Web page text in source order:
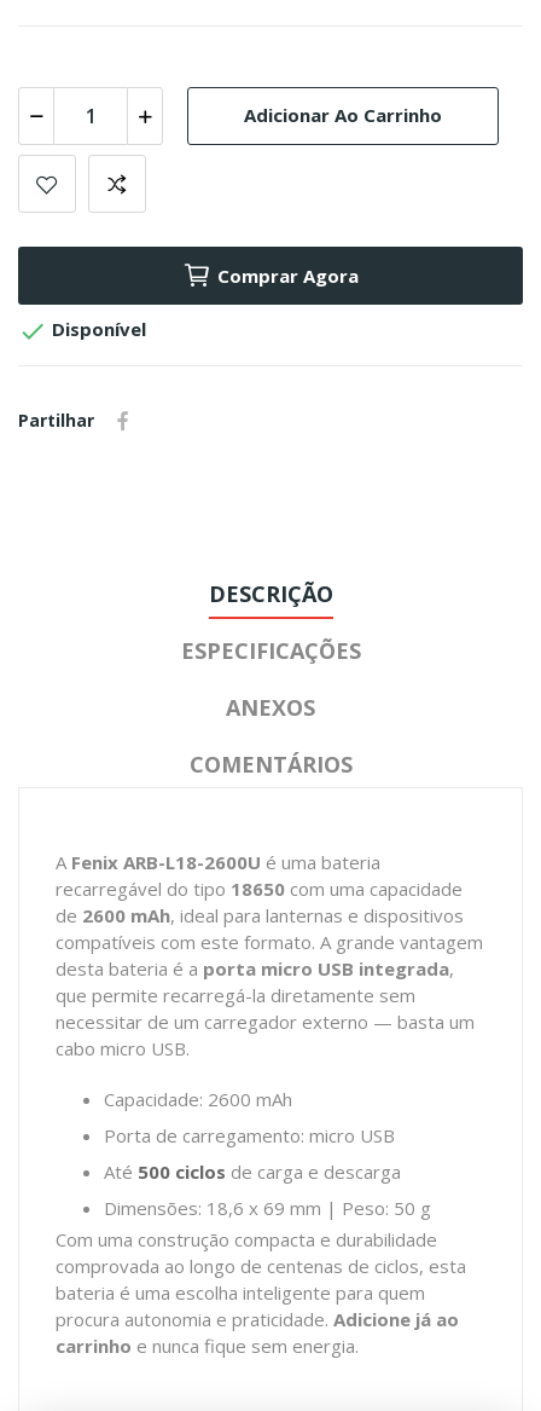
Adicionar Ao Carrinho
Comprar Agora
 Disponível
Partilhar
DESCRIÇÃO
ESPECIFICAÇÕES
ANEXOS
COMENTÁRIOS
A Fenix ARB-L18-2600U é uma bateria
recarregável do tipo 18650 com uma capacidade
de 2600 mAh, ideal para lanternas e dispositivos
compatíveis com este formato. A grande vantagem
desta bateria é a porta micro USB integrada,
que permite recarregá-la diretamente sem
necessitar de um carregador externo — basta um
cabo micro USB.
Capacidade: 2600 mAh
Porta de carregamento: micro USB
Até 500 ciclos de carga e descarga
Dimensões: 18,6 x 69 mm | Peso: 50 g
Com uma construção compacta e durabilidade
comprovada ao longo de centenas de ciclos, esta
bateria é uma escolha inteligente para quem
procura autonomia e praticidade. Adicione já ao
carrinho e nunca fique sem energia.